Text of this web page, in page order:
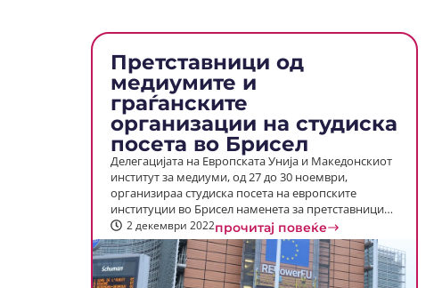
Претставници од
медиумите и
граѓанските
организации на студиска
посета во Брисел
Делегацијата на Европската Унија и Македонскиот
институт за медиуми, од 27 до 30 ноември,
организираа студиска посета на европските
институции во Брисел наменета за претставници…
2 декември 2022прочитај повеќе